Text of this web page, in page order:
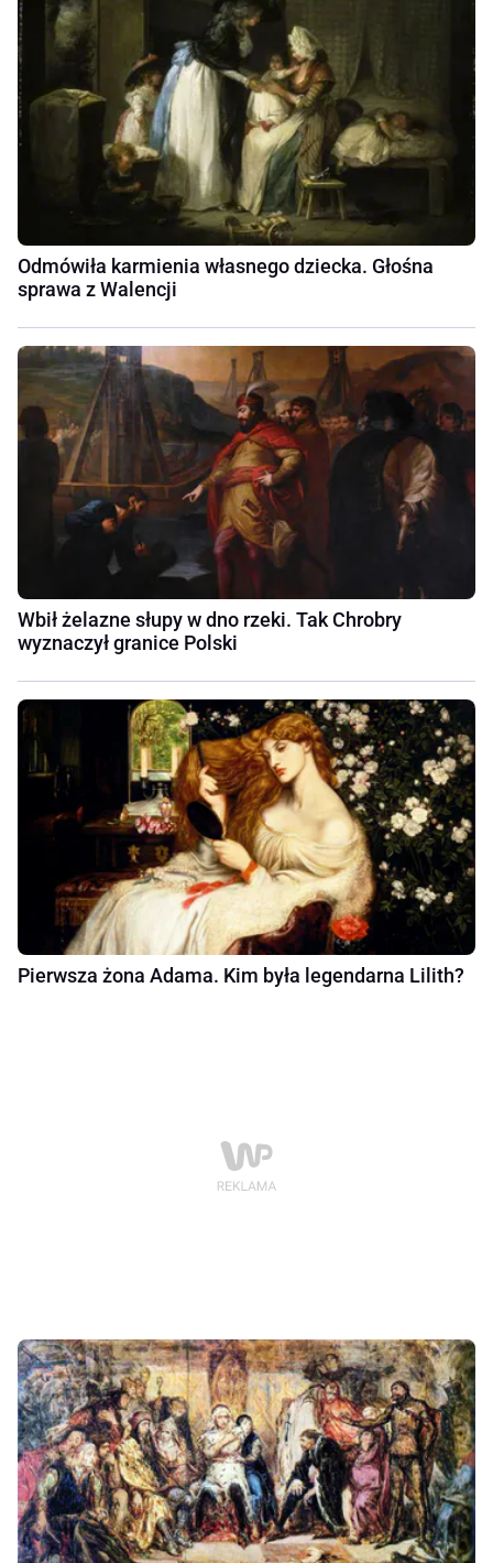
Odmówiła karmienia własnego dziecka. Głośna
sprawa z Walencji
Wbił żelazne słupy w dno rzeki. Tak Chrobry
wyznaczył granice Polski
Pierwsza żona Adama. Kim była legendarna Lilith?